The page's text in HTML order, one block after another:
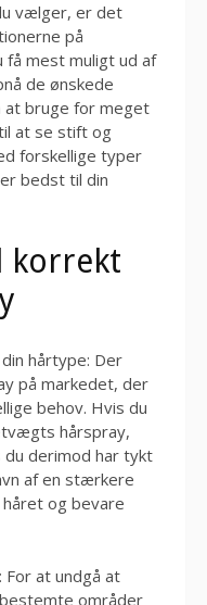
vælger, er det
på
få mest muligt ud af
de ønskede
at bruge for meget
at se stift og
forskellige typer
bedst til din
korrekt
hårtype: Der
på markedet, der
behov. Hvis du
hårspray,
derimod har tykt
af en stærkere
og bevare
For at undgå at
områder